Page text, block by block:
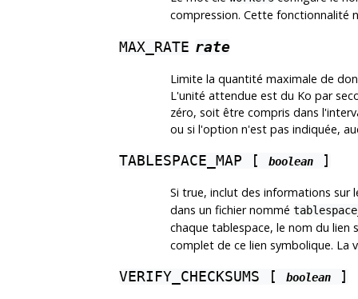
compression. Cette fonctionnalité
MAX_RATE rate
Limite la quantité maximale de
L'unité attendue est du Ko par
zéro, soit être compris dans
ou si l'option n'est pas indiquée,
TABLESPACE_MAP [ boolean]
Si true, inclut des informations sur
dans un fichier nommé
chaque tablespace, le nom du
complet de ce lien symbolique. La
VERIFY_CHECKSUMS [ boolean]